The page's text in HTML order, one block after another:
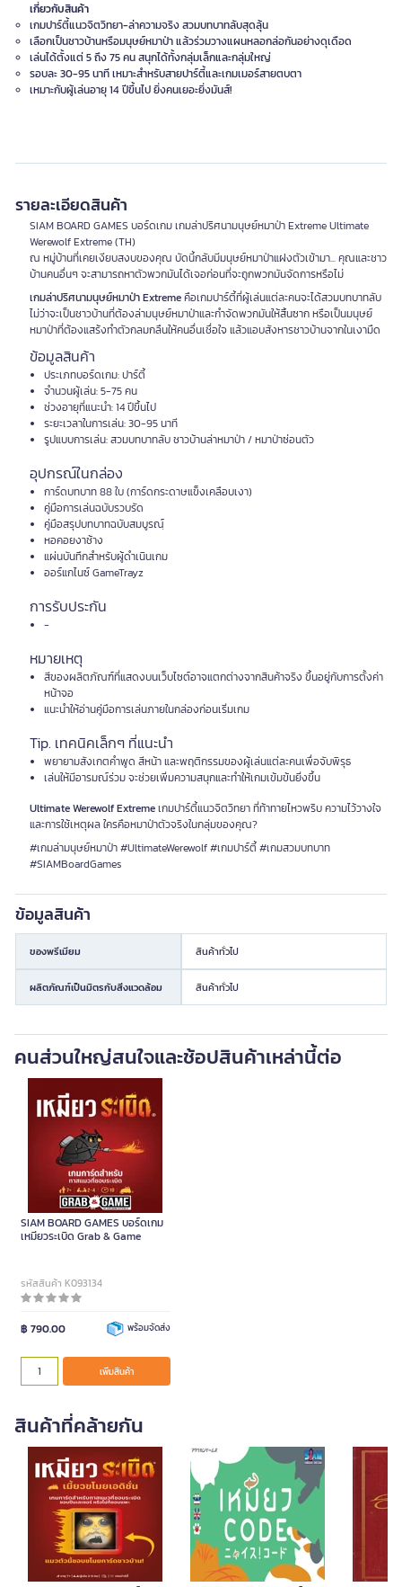
เกี่ยวกับสินค้า
เกมปาร์ตี้แนวจิตวิทยา-ล่าความจริง สวมบทบาทลับสุดลุ้น
เลือกเป็นชาวบ้านหรือมนุษย์หมาป่า แล้วร่วมวางแผนหลอกล่อกันอย่างดุเดือด
เล่นได้ตั้งแต่ 5 ถึง 75 คน สนุกได้ทั้งกลุ่มเล็กและกลุ่มใหญ่
รอบละ 30-95 นาที เหมาะสำหรับสายปาร์ตี้และเกมเมอร์สายตบตา
เหมาะกับผู้เล่นอายุ 14 ปีขึ้นไป ยิ่งคนเยอะยิ่งมันส์!
รายละเอียดสินค้า
SIAM BOARD GAMES บอร์ดเกม เกมล่าปริศนามนุษย์หมาป่า Extreme Ultimate
Werewolf Extreme (TH)
ณ หมู่บ้านที่เคยเงียบสงบของคุณ บัดนี้กลับมีมนุษย์หมาป่าแฝงตัวเข้ามา... คุณและชาว
บ้านคนอื่นๆ จะสามารถหาตัวพวกมันได้เจอก่อนที่จะถูกพวกมันจัดการหรือไม่
เกมล่าปริศนามนุษย์หมาป่า Extremeคือเกมปาร์ตี้ที่ผู้เล่นแต่ละคนจะได้สวมบทบาทลับ
ไม่ว่าจะเป็นชาวบ้านที่ต้องล่ามนุษย์หมาป่าและกำจัดพวกมันให้สิ้นซาก หรือเป็นมนุษย์
หมาป่าที่ต้องแสร้งทำตัวกลมกลืนให้คนอื่นเชื่อใจ แล้วแอบสังหารชาวบ้านจากในเงามืด
ข้อมูลสินค้า
ประเภทบอร์ดเกม: ปาร์ตี้
จำนวนผู้เล่น: 5-75 คน
ช่วงอายุที่แนะนำ: 14 ปีขึ้นไป
ระยะเวลาในการเล่น: 30-95 นาที
รูปแบบการเล่น: สวมบทบาทลับ ชาวบ้านล่าหมาป่า / หมาป่าซ่อนตัว
อุปกรณ์ในกล่อง
การ์ดบทบาท 88 ใบ (การ์ดกระดาษแข็งเคลือบเงา)
คู่มือการเล่นฉบับรวบรัด
คู่มือสรุปบทบาทฉบับสมบูรณฺ์
หอคอยงาช้าง
แผ่นบันทึกสำหรับผู้ดำเนินเกม
ออร์แกไนซ์ GameTrayz
การรับประกัน
-
หมายเหตุ
สีของผลิตภัณฑ์ที่แสดงบนเว็บไซต์อาจแตกต่างจากสินค้าจริง ขึ้นอยู่กับการตั้งค่า
หน้าจอ
แนะนำให้อ่านคู่มือการเล่นภายในกล่องก่อนเริ่มเกม
Tip. เทคนิคเล็กๆ ที่แนะนำ
พยายามสังเกตคำพูด สีหน้า และพฤติกรรมของผู้เล่นแต่ละคนเพื่อจับพิรุธ
เล่นให้มีอารมณ์ร่วม จะช่วยเพิ่มความสนุกและทำให้เกมเข้มข้นยิ่งขึ้น
Ultimate Werewolf Extremeเกมปาร์ตี้แนวจิตวิทยา ที่ท้าทายไหวพริบ ความไว้วางใจ
และการใช้เหตุผล ใครคือหมาป่าตัวจริงในกลุ่มของคุณ?
#เกมล่ามนุษย์หมาป่า #UltimateWerewolf #เกมปาร์ตี้ #เกมสวมบทบาท
#SIAMBoardGames
ข้อมูลสินค้า
ของพรีเมียม สินค้าทั่วไป
ผลิตภัณฑ์เป็นมิตรกับสิ่งแวดล้อม สินค้าทั่วไป
คนส่วนใหญ่สนใจและช้อปสินค้าเหล่านี้ต่อ
SIAM BOARD GAMES บอร์ดเกม
เหมียวระเบิด Grab & Game
รหัสสินค้า K093134
฿ 790.00 พร้อมจัดส่ง
เพิ่มสินค้า
สินค้าที่คล้ายกัน